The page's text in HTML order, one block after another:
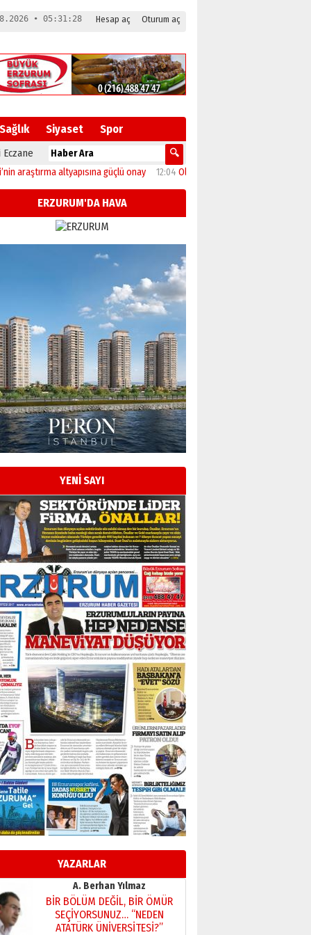
Hesap aç Oturum aç
• 05:31:28
Sağlık Siyaset Spor
altyapısına güçlü onay 12:04 Oltu’da festival coşkusu konserle
ERZURUM'DA HAVA
YENİ SAYI
YAZARLAR
Esat BİNDESEN
Başkan Sekmen’den Erzurum’a
bir vizyon proje daha!
02 Ağustos 2026 Pazar
Kadir SABUNCUOĞLU
Erzurumspor’un köşe taşları
29 Haziran 2026 Pazartesi
Kenan GÜLERCİ
Murat Şahsuvaroğlu ERKON’da
çıtayı yukarı taşırken,
yönetimdekiler aşağı
çekmemeli!
17 Şubat 2026 SalıOrhan BOZKURT
Bir fotoğraf, bir şehir, bir
gazeteci… Dizginler kimin
elinde?
31 Mart 2026 Salı
A. Berhan Yılmaz
BİR BÖLÜM DEĞİL, BİR ÖMÜR
SEÇİYORSUNUZ… “NEDEN
ATATÜRK ÜNİVERSİTESİ?”
28 Temmuz 2026 Salı
Ahmet Gökhan YAZICI
Ahmed Yesevi’den bir
Hakka yürüdü.!
Cem Bakırcı
Ardında bıraktığı hatıralarıyla
gönül adamı Faruk Terzioğlu!
13 Mayıs 2026 Çarşamba